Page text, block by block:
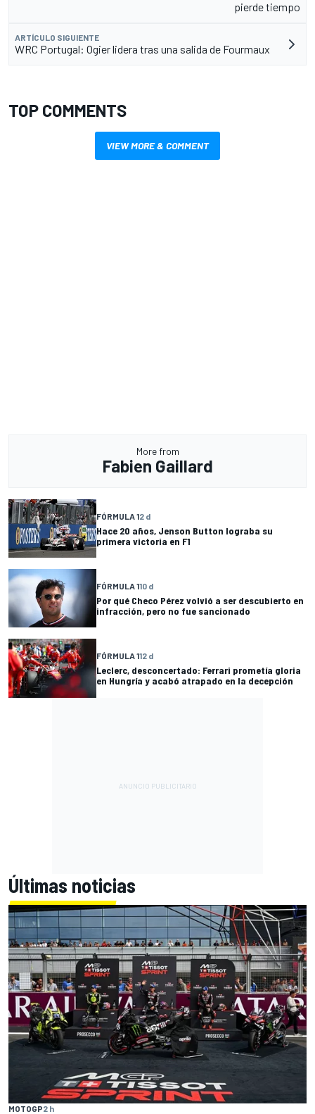
pierde tiempo
ARTÍCULO SIGUIENTE
WRC Portugal: Ogier lidera tras una salida de Fourmaux
TOP COMMENTS
VIEW MORE & COMMENT
More from
Fabien Gaillard
FÓRMULA 12 d
Hace 20 años, Jenson Button lograba su
primera victoria en F1
FÓRMULA 110 d
Por qué Checo Pérez volvió a ser descubierto en
infracción, pero no fue sancionado
FÓRMULA 112 d
Leclerc, desconcertado: Ferrari prometía gloria
en Hungría y acabó atrapado en la decepción
Últimas noticias
MOTOGP2 h